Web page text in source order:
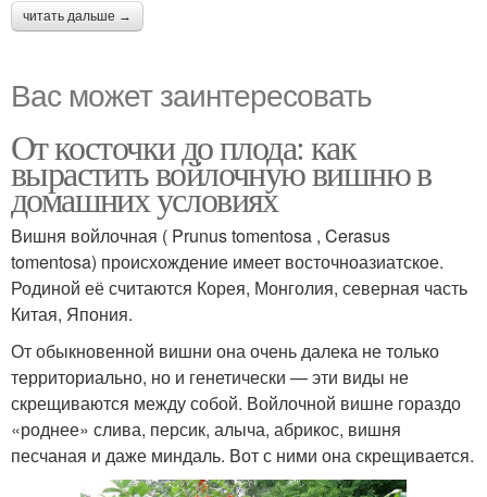
читать дальше →
Вас может заинтересовать
От косточки до плода: как
вырастить войлочную вишню в
домашних условиях
Вишня войлочная ( Prunus tomentosa , Cerasus
tomentosa) происхождение имеет восточноазиатское.
Родиной её считаются Корея, Монголия, северная часть
Китая, Япония.
От обыкновенной вишни она очень далека не только
территориально, но и генетически — эти виды не
скрещиваются между собой. Войлочной вишне гораздо
«роднее» слива, персик, алыча, абрикос, вишня
песчаная и даже миндаль. Вот с ними она скрещивается.